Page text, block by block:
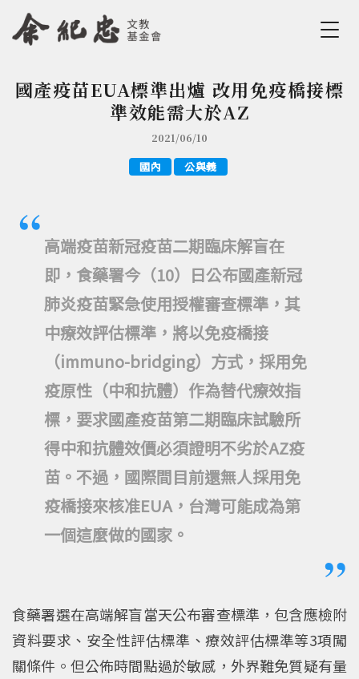
Jump to Navigation
Jump to Main content
您在這裡
國產疫苗EUA標準出爐 改用免疫橋接標
準效能需大於AZ
2021/06/10
國內 公與義
高端疫苗新冠疫苗二期臨床解盲在
即，食藥署今（10）日公布國產新冠
肺炎疫苗緊急使用授權審查標準，其
中療效評估標準，將以免疫橋接
（immuno-bridging）方式，採用免
疫原性（中和抗體）作為替代療效指
標，要求國產疫苗第二期臨床試驗所
得中和抗體效價必須證明不劣於AZ疫
苗。不過，國際間目前還無人採用免
疫橋接來核准EUA，台灣可能成為第
一個這麼做的國家。
食藥署選在高端解盲當天公布審查標準，包含應檢附
資料要求、安全性評估標準、療效評估標準等3項闖
關條件。但公佈時間點過於敏感，外界難免質疑有量